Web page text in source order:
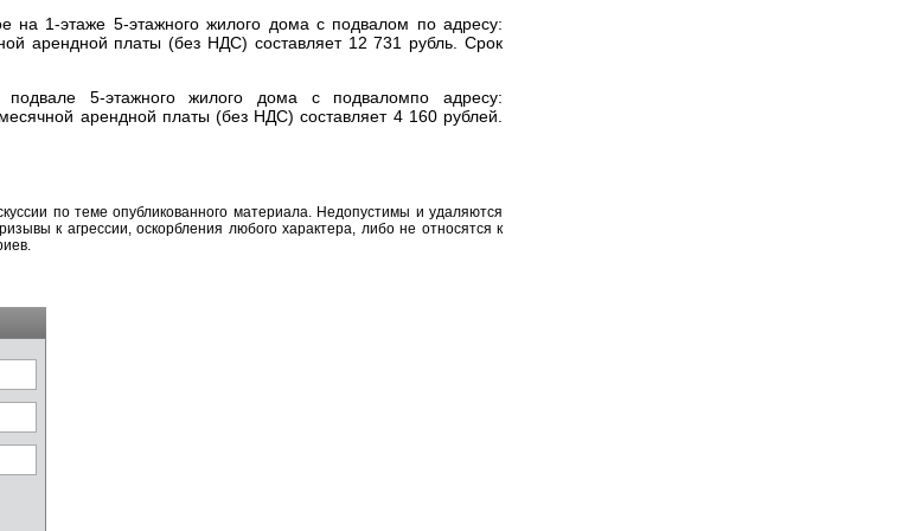
1-этаже 5-этажного жилого дома с подвалом по адресу:
арендной платы (без НДС) составляет 12 731 рубль. Срок
5-этажного жилого дома с подваломпо адресу:
арендной платы (без НДС) составляет 4 160 рублей.
по теме опубликованного материала. Недопустимы и удаляются
к агрессии, оскорбления любого характера, либо не относятся к